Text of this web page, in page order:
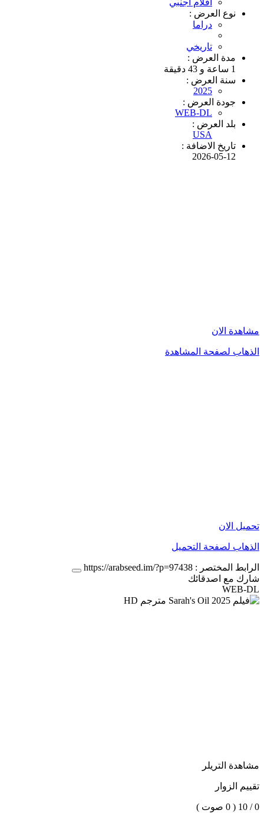
افلام اجنبي
نوع العرض :
دراما
تاريخي
مدة العرض :
1 ساعة و 43 دقيقة
سنة العرض :
2025
جودة العرض :
WEB-DL
بلد العرض :
USA
تاريخ الاضافة :
2026-05-12
مشاهدة الان
الذهاب لصفحة المشاهدة
تحميل الان
الذهاب لصفحة التحميل
الرابط المختصر : https://arabseed.im/?p=97438
شارك مع اصدقائك
WEB-DL
مشاهدة التريلر
تقييم الزوار
0 / 10 ( 0 صوت )